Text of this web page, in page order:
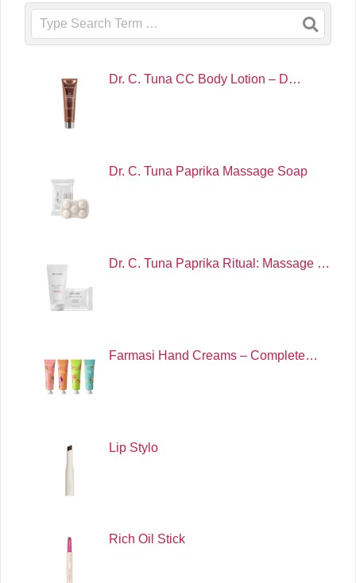
Search
Dr. C. Tuna CC Body Lotion – D…
Dr. C. Tuna Paprika Massage Soap
Dr. C. Tuna Paprika Ritual: Massage …
Farmasi Hand Creams – Complete…
Lip Stylo
Rich Oil Stick